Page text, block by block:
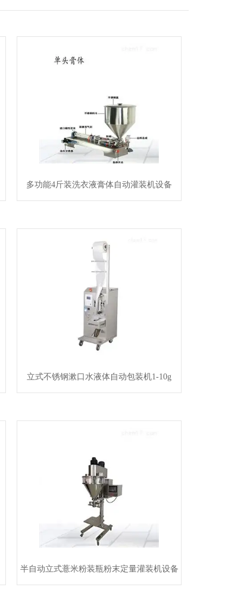
多功能4斤装洗衣液膏体自动灌装机设备
立式不锈钢漱口水液体自动包装机1-10g
半自动立式薏米粉装瓶粉末定量灌装机设备